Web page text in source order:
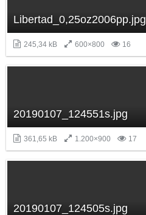
Libertad_0,25oz2006pp.jpg
245,34 kB 600×800 16
20190107_124551s.jpg
361,65 kB 1.200×900 17
20190107_124505s.jpg